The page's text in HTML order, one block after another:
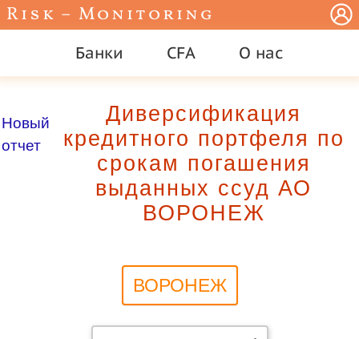
Risk – Monitoring
Банки CFA О нас
Новый
отчет
Диверсификация
кредитного портфеля по
срокам погашения
выданных ссуд АО
ВОРОНЕЖ
ВОРОНЕЖ